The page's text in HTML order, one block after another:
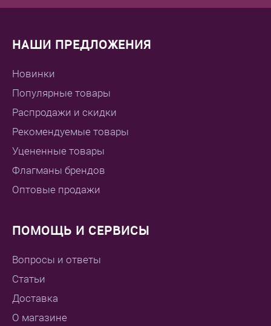
НАШИ ПРЕДЛОЖЕНИЯ
Новинки
Популярные товары
Распродажи и скидки
Рекомендуемые товары
Уцененные товары
Флагманы брендов
Оптовые продажи
ПОМОЩЬ И СЕРВИСЫ
Вопросы и ответы
Статьи
Доставка
О магазине